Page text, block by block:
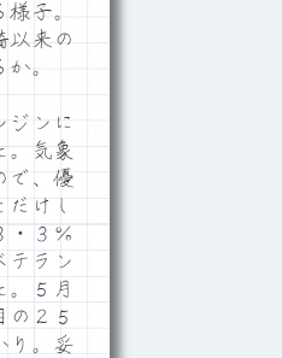
子。
以来の
。
ンに
。気象
で、優
けし
・３％
テラン
。５月
２５
り。妥